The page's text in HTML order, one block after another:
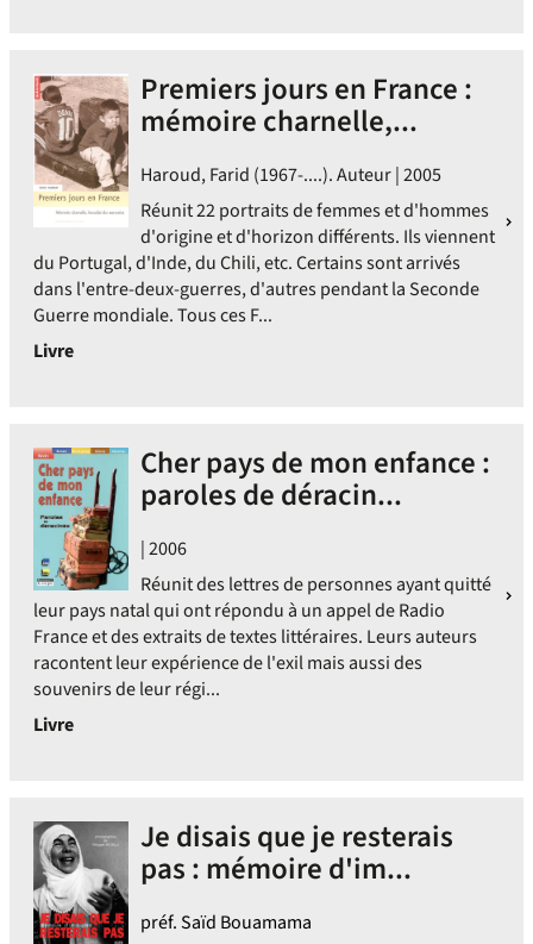
Premiers jours en France :
mémoire charnelle,...
Haroud, Farid (1967-....). Auteur | 2005
Réunit 22 portraits de femmes et d'hommes
d'origine et d'horizon différents. Ils viennent
du Portugal, d'Inde, du Chili, etc. Certains sont arrivés
dans l'entre-deux-guerres, d'autres pendant la Seconde
Guerre mondiale. Tous ces F...
Livre
Cher pays de mon enfance :
paroles de déracin...
| 2006
Réunit des lettres de personnes ayant quitté
leur pays natal qui ont répondu à un appel de Radio
France et des extraits de textes littéraires. Leurs auteurs
racontent leur expérience de l'exil mais aussi des
souvenirs de leur régi...
Livre
Je disais que je resterais
pas : mémoire d'im...
préf. Saïd Bouamama